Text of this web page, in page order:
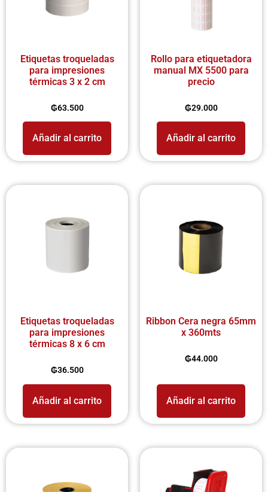
Etiquetas troqueladas
para impresiones
térmicas 3 x 2 cm
₲63.500
Añadir al carrito
Rollo para etiquetadora
manual MX 5500 para
precio
₲29.000
Añadir al carrito
Etiquetas troqueladas
para impresiones
térmicas 8 x 6 cm
₲36.500
Añadir al carrito
Ribbon Cera negra 65mm
x 360mts
₲44.000
Añadir al carrito